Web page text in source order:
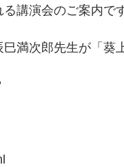
講演会のご案内です
満次郎先生が「葵